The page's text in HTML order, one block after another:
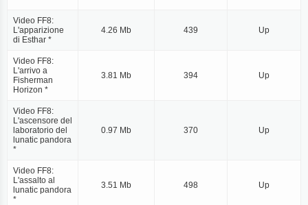
Video FF8:
L'apparizione
di Esthar *
4.26 Mb 439 Up
Video FF8:
L'arrivo a
Fisherman
Horizon *
3.81 Mb 394 Up
Video FF8:
L'ascensore del
laboratorio del
lunatic pandora
*
0.97 Mb 370 Up
Video FF8:
L'assalto al
lunatic pandora
*
3.51 Mb 498 Up